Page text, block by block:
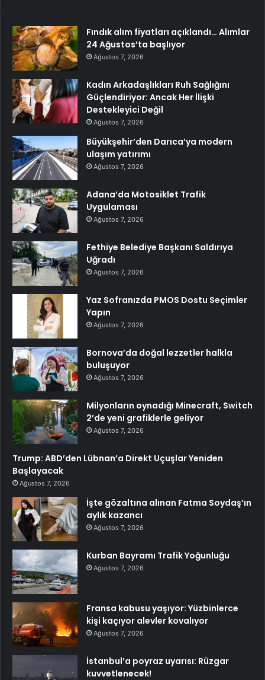
Fındık alım fiyatları açıklandı… Alımlar
24 Ağustos’ta başlıyor
Ağustos 7, 2026
Kadın Arkadaşlıkları Ruh Sağlığını
Güçlendiriyor: Ancak Her İlişki
Destekleyici Değil
Ağustos 7, 2026
Büyükşehir’den Darıca’ya modern
ulaşım yatırımı
Ağustos 7, 2026
Adana’da Motosiklet Trafik
Uygulaması
Ağustos 7, 2026
Fethiye Belediye Başkanı Saldırıya
Uğradı
Ağustos 7, 2026
Yaz Sofranızda PMOS Dostu Seçimler
Yapın
Ağustos 7, 2026
Bornova’da doğal lezzetler halkla
buluşuyor
Ağustos 7, 2026
Milyonların oynadığı Minecraft, Switch
2’de yeni grafiklerle geliyor
Ağustos 7, 2026
Trump: ABD’den Lübnan’a Direkt Uçuşlar Yeniden
Başlayacak
Ağustos 7, 2026
İşte gözaltına alınan Fatma Soydaş’ın
aylık kazancı
Ağustos 7, 2026
Kurban Bayramı Trafik Yoğunluğu
Ağustos 7, 2026
Fransa kabusu yaşıyor: Yüzbinlerce
kişi kaçıyor alevler kovalıyor
Ağustos 7, 2026
İstanbul’a poyraz uyarısı: Rüzgar
kuvvetlenecek!